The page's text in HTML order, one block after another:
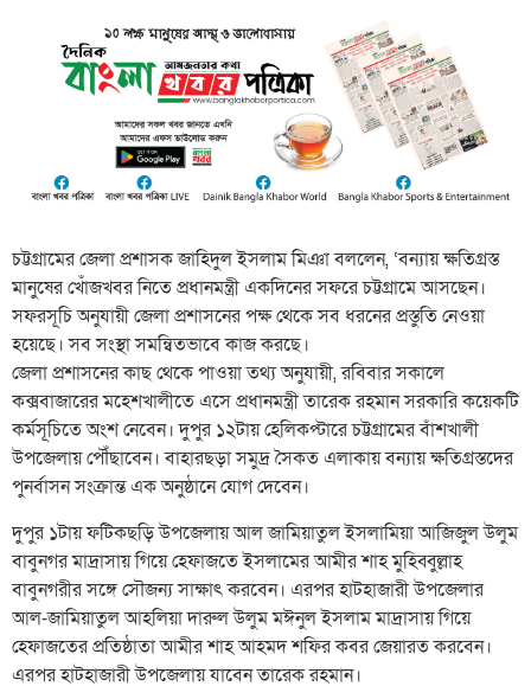
চট্টগ্রামের জেলা প্রশাসক জাহিদুল ইসলাম মিঞা বললেন, ‘বন্যায় ক্ষতিগ্রস্ত
মানুষের খোঁজখবর নিতে প্রধানমন্ত্রী একদিনের সফরে চট্টগ্রামে আসছেন।
সফরসূচি অনুযায়ী জেলা প্রশাসনের পক্ষ থেকে সব ধরনের প্রস্তুতি নেওয়া
হয়েছে। সব সংস্থা সমন্বিতভাবে কাজ করছে।
জেলা প্রশাসনের কাছ থেকে পাওয়া তথ্য অনুযায়ী, রবিবার সকালে
কক্সবাজারের মহেশখালীতে এসে প্রধানমন্ত্রী তারেক রহমান সরকারি কয়েকটি
কর্মসূচিতে অংশ নেবেন। দুপুর ১২টায় হেলিকপ্টারে চট্টগ্রামের বাঁশখালী
উপজেলায় পৌঁছাবেন। বাহারছড়া সমুদ্র সৈকত এলাকায় বন্যায় ক্ষতিগ্রস্তদের
পুনর্বাসন সংক্রান্ত এক অনুষ্ঠানে যোগ দেবেন।
দুপুর ১টায় ফটিকছড়ি উপজেলায় আল জামিয়াতুল ইসলামিয়া আজিজুল উলুম
বাবুনগর মাদ্রাসায় গিয়ে হেফাজতে ইসলামের আমীর শাহ মুহিব্বুল্লাহ
বাবুনগরীর সঙ্গে সৌজন্য সাক্ষাৎ করবেন। এরপর হাটহাজারী উপজেলার
আল-জামিয়াতুল আহলিয়া দারুল উলুম মঈনুল ইসলাম মাদ্রাসায় গিয়ে
হেফাজতের প্রতিষ্ঠাতা আমীর শাহ আহমদ শফির কবর জেয়ারত করবেন।
এরপর হাটহাজারী উপজেলায় যাবেন তারেক রহমান।